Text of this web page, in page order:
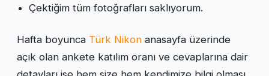
Çektiğim tüm fotoğrafları saklıyorum.
Hafta boyunca Türk Nikon anasayfa üzerinde
açık olan ankete katılım oranı ve cevaplarına dair